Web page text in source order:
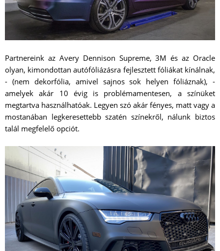
Partnereink az Avery Dennison Supreme, 3M és az Oracle
olyan, kimondottan autófóliázásra fejlesztett fóliákat kínálnak,
- (nem dekorfólia, amivel sajnos sok helyen fóliáznak), -
amelyek akár 10 évig is problémamentesen, a színüket
megtartva használhatóak. Legyen szó akár fényes, matt vagy a
mostanában legkeresettebb szatén színekről, nálunk biztos
talál megfelelő opciót.